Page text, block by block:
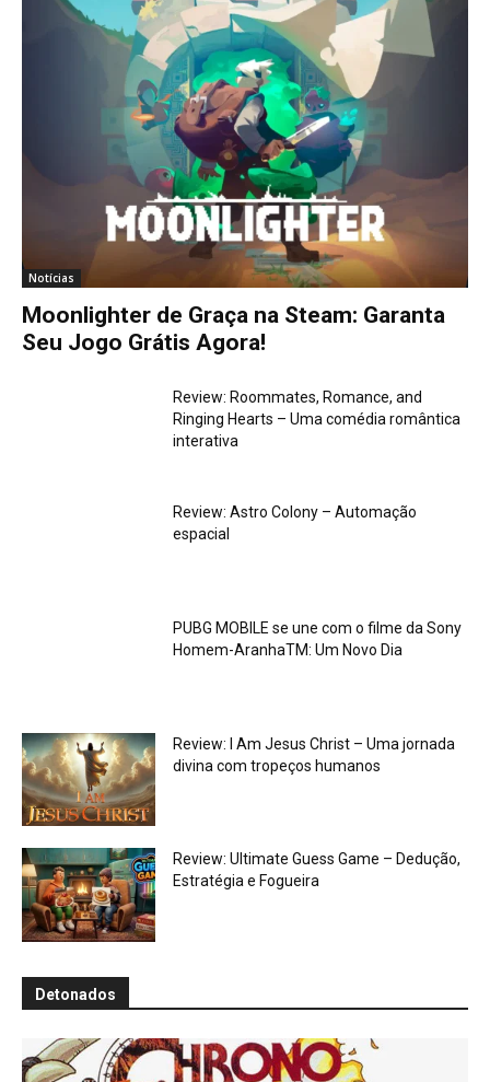
Notícias
Moonlighter de Graça na Steam: Garanta
Seu Jogo Grátis Agora!
Review: Roommates, Romance, and
Ringing Hearts – Uma comédia romântica
interativa
Review: Astro Colony – Automação
espacial
PUBG MOBILE se une com o filme da Sony
Homem-AranhaTM: Um Novo Dia
Review: I Am Jesus Christ – Uma jornada
divina com tropeços humanos
Review: Ultimate Guess Game – Dedução,
Estratégia e Fogueira
Detonados